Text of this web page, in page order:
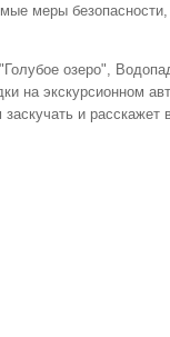
меры
озеро",
на экскурсионном
и